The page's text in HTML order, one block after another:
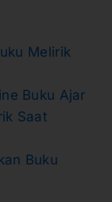
Melirik
Buku Ajar
Saat
Buku